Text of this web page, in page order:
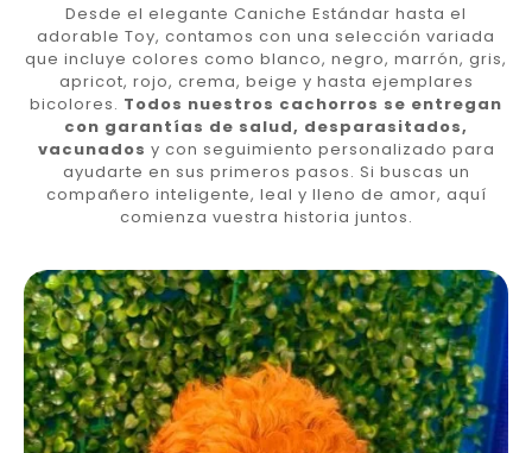
Desde el elegante Caniche Estándar hasta el
adorable Toy, contamos con una selección variada
que incluye colores como blanco, negro, marrón, gris,
apricot, rojo, crema, beige y hasta ejemplares
bicolores. Todos nuestros cachorros se entregan
con garantías de salud, desparasitados,
vacunados y con seguimiento personalizado para
ayudarte en sus primeros pasos. Si buscas un
compañero inteligente, leal y lleno de amor, aquí
comienza vuestra historia juntos.